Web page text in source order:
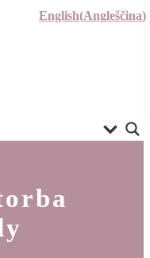
English(Angleščina)